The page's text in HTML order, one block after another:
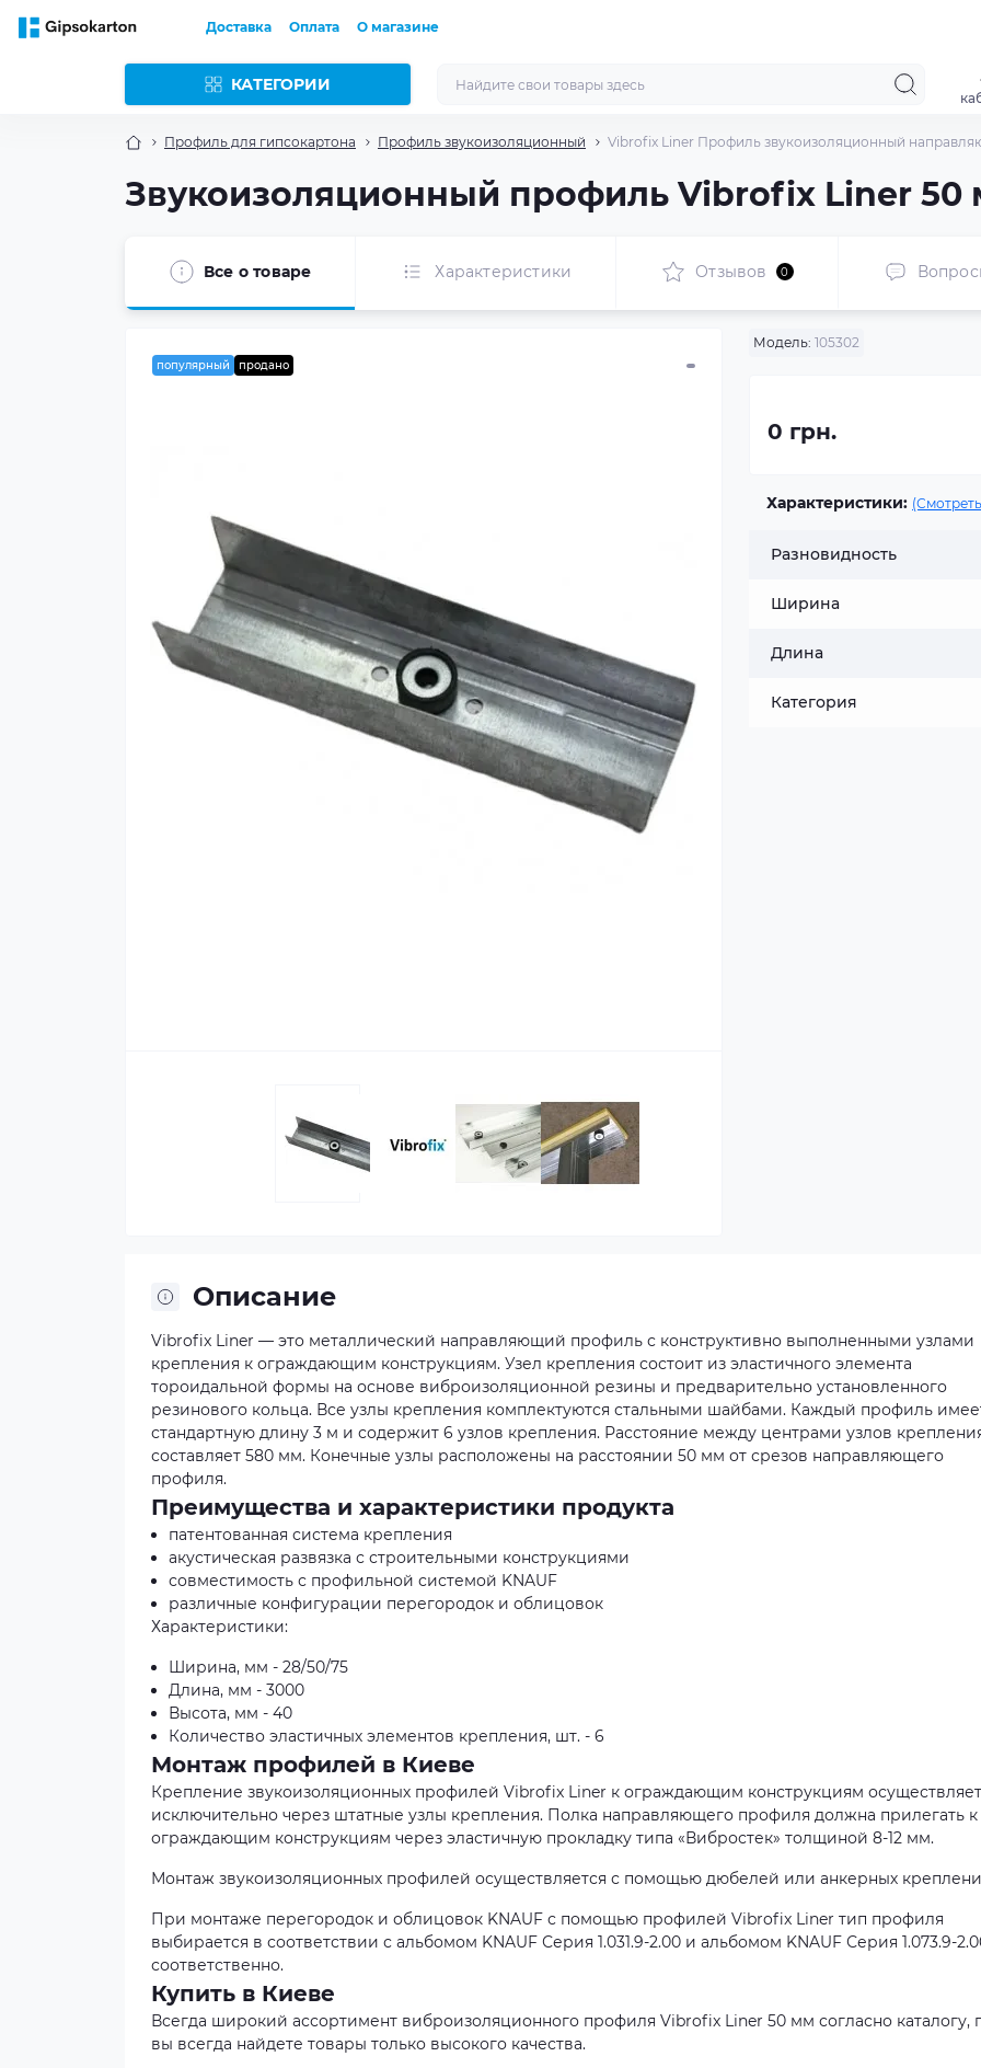
Доставка Оплата О магазине
КАТЕГОРИИ
Профиль для гипсокартона Профиль звукоизоляционный Vibrofix Liner Профиль звукоизоляционный
Звукоизоляционный профиль Vibrofix Liner 50
Все о товаре Характеристики Отзывов 0
популярный продано
Модель: 105302
0 грн.
Характеристики:
Разновидность
Ширина
Длина
Категория
Описание
Vibrofix Liner — это металлический направляющий профиль с конструктивно выполненными узлами
крепления к ограждающим конструкциям. Узел крепления состоит из эластичного элемента
тороидальной формы на основе виброизоляционной резины и предварительно установленного
резинового кольца. Все узлы крепления комплектуются стальными шайбами. Каждый профиль
стандартную длину 3 м и содержит 6 узлов крепления. Расстояние между центрами узлов
составляет 580 мм. Конечные узлы расположены на расстоянии 50 мм от срезов направляющего
профиля.
Преимущества и характеристики продукта
патентованная система крепления
акустическая развязка с строительными конструкциями
совместимость с профильной системой KNAUF
различные конфигурации перегородок и облицовок
Характеристики:
Ширина, мм - 28/50/75
Длина, мм - 3000
Высота, мм - 40
Количество эластичных элементов крепления, шт. - 6
Монтаж профилей в Киеве
Крепление звукоизоляционных профилей Vibrofix Liner к ограждающим конструкциям
исключительно через штатные узлы крепления. Полка направляющего профиля должна прилегать к
ограждающим конструкциям через эластичную прокладку типа «Вибростек» толщиной 8-12 мм.
Монтаж звукоизоляционных профилей осуществляется с помощью дюбелей или анкерных
При монтаже перегородок и облицовок KNAUF с помощью профилей Vibrofix Liner тип профиля
выбирается в соответствии с альбомом KNAUF Серия 1.031.9-2.00 и альбомом KNAUF Серия 1.073.9-
соответственно.
Купить в Киеве
Всегда широкий ассортимент виброизоляционного профиля Vibrofix Liner 50 мм согласно каталогу,
вы всегда найдете товары только высокого качества.